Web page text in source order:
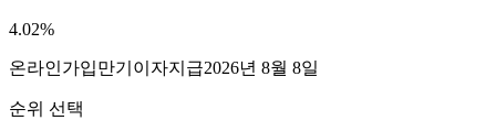
4.02%
온라인가입만기이자지급2026년 8월 8일
순위 선택